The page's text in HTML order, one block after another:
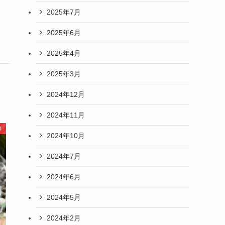
2025年7月
2025年6月
2025年4月
2025年3月
2024年12月
2024年11月
2024年10月
2024年7月
2024年6月
2024年5月
2024年2月